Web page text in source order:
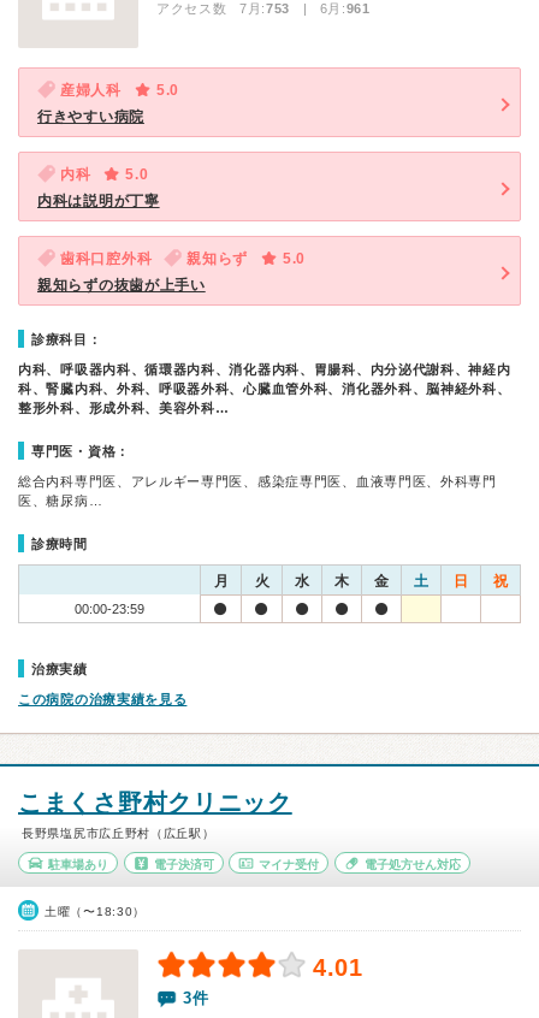
アクセス数 7月:753 | 6月:961
産婦人科
5.0
行きやすい病院
内科
5.0
内科は説明が丁寧
歯科口腔外科 親知らず
5.0
親知らずの抜歯が上手い
診療科目：
内科、呼吸器内科、循環器内科、消化器内科、胃腸科、内分泌代謝科、神経内
科、腎臓内科、外科、呼吸器外科、心臓血管外科、消化器外科、脳神経外科、
整形外科、形成外科、美容外科…
専門医・資格：
総合内科専門医、アレルギー専門医、感染症専門医、血液専門医、外科専門
医、糖尿病…
診療時間
月 火 水 木 金 土 日 祝
00:00-23:59
治療実績
この病院の治療実績を見る
こまくさ野村クリニック
長野県塩尻市広丘野村（広丘駅）
駐車場あり 電子決済可 マイナ受付 電子処方せん対応
土曜（〜18:30）
4.01
3件